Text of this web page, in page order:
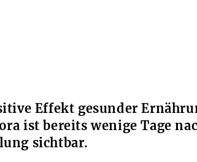
Effekt gesunder
ist bereits wenige Tage
sichtbar.